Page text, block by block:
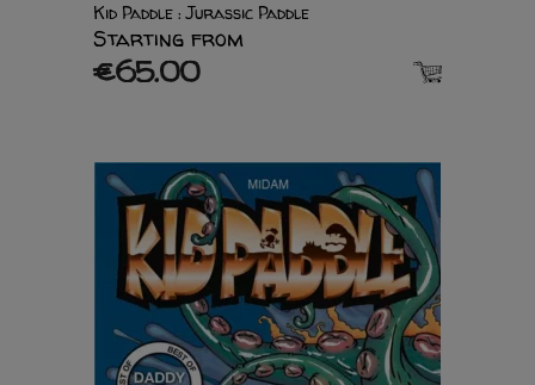
Kid Paddle : Jurassic Paddle
Starting from
€65.00